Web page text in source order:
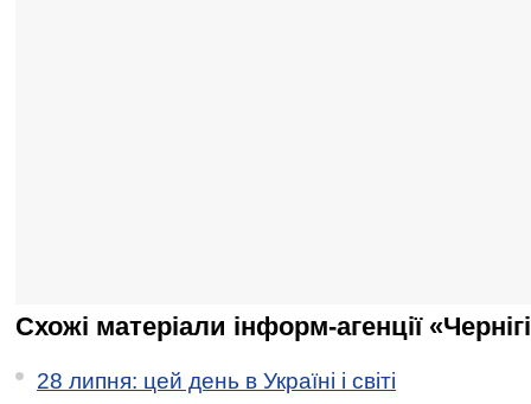
Схожі матеріали інформ-агенції
28 липня: цей день в Україні і світі